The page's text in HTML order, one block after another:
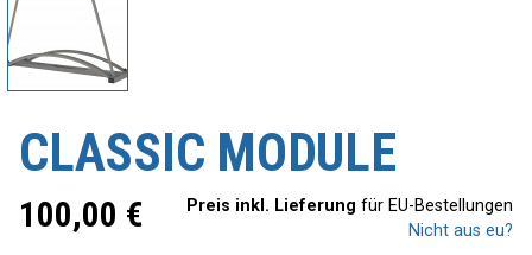
CLASSIC MODULE
100,00 € Preis inkl. Lieferung für EU-Bestellungen
Nicht aus eu?